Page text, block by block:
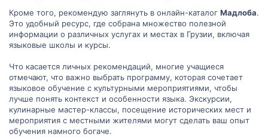
Кроме того, рекомендую заглянуть в онлайн-каталог Мадлоба.
Это удобный ресурс, где собрана множество полезной
информации о различных услугах и местах в Грузии, включая
языковые школы и курсы.
Что касается личных рекомендаций, многие учащиеся
отмечают, что важно выбрать программу, которая сочетает
языковое обучение с культурными мероприятиями, чтобы
лучше понять контекст и особенности языка. Экскурсии,
кулинарные мастер-классы, посещение исторических мест и
мероприятия с местными жителями могут сделать ваш опыт
обучения намного богаче.